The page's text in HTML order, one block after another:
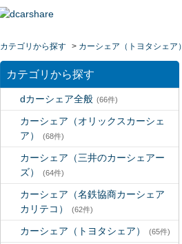
カテゴリから探す > カーシェア（トヨタシェア）
カテゴリから探す
dカーシェア全般 (66件)
カーシェア（オリックスカーシェ
ア）
(68件)
カーシェア（三井のカーシェアー
ズ）
(64件)
カーシェア（名鉄協商カーシェア
カリテコ）
(62件)
カーシェア（トヨタシェア） (65件)